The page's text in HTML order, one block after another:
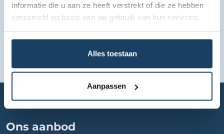
informatie die u aan ze heeft verstrekt of die ze hebben
verzameld op basis van uw gebruik van hun services.
Alles toestaan
Aanpassen
Ons aanbod